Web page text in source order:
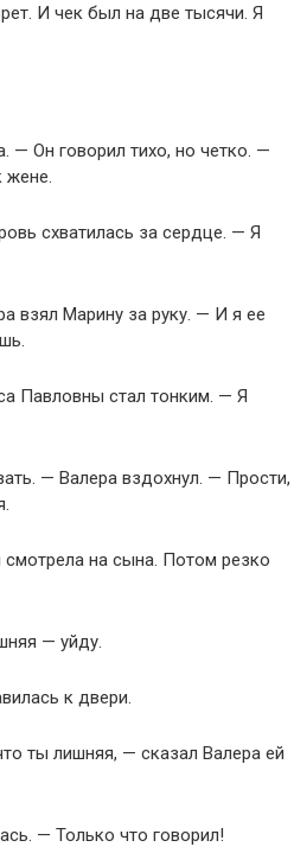
И чек был на две тысячи. Я
— Он говорил тихо, но четко. —
жене.
схватилась за сердце. — Я
взял Марину за руку. — И я ее
Павловны стал тонким. — Я
— Валера вздохнул. — Прости,
на сына. Потом резко
— уйду.
к двери.
ты лишняя, — сказал Валера ей
— Только что говорил!